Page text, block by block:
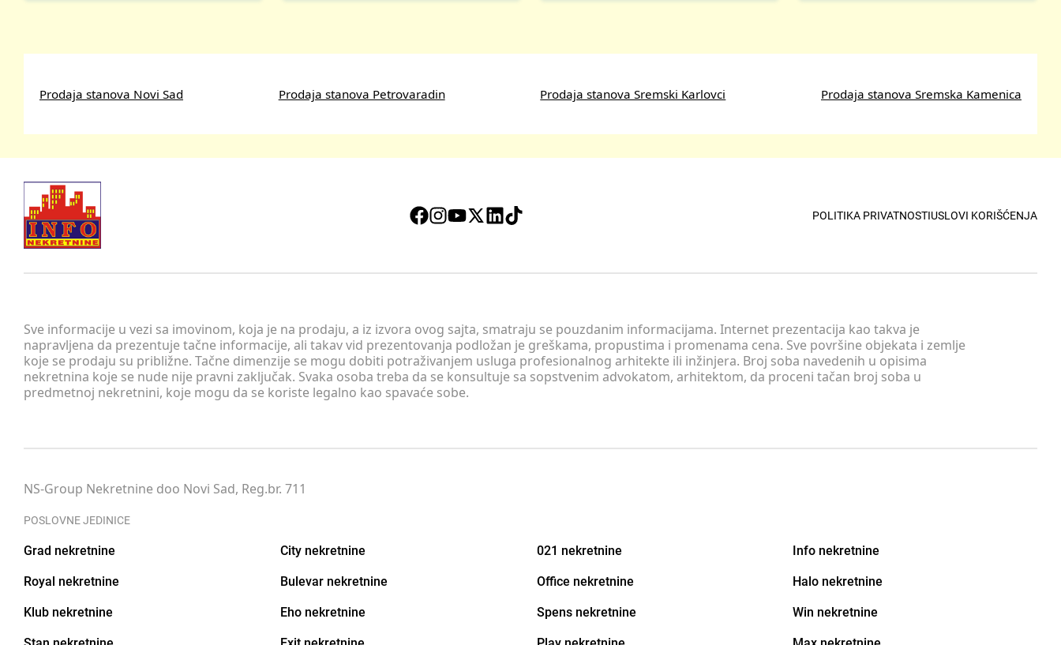
Prodaja stanova Novi Sad Prodaja stanova Petrovaradin Prodaja stanova Sremski Karlovci Prodaja stanova Sremska Kamenica
POLITIKA PRIVATNOSTIUSLOVI KORIŠĆENJA
Sve informacije u vezi sa imovinom, koja je na prodaju, a iz izvora ovog sajta, smatraju se pouzdanim informacijama. Internet prezentacija kao takva je
napravljena da prezentuje tačne informacije, ali takav vid prezentovanja podložan je greškama, propustima i promenama cena. Sve površine objekata i zemlje
koje se prodaju su približne. Tačne dimenzije se mogu dobiti potraživanjem usluga profesionalnog arhitekte ili inžinjera. Broj soba navedenih u opisima
nekretnina koje se nude nije pravni zaključak. Svaka osoba treba da se konsultuje sa sopstvenim advokatom, arhitektom, da proceni tačan broj soba u
predmetnoj nekretnini, koje mogu da se koriste legalno kao spavaće sobe.
NS-Group Nekretnine doo Novi Sad, Reg.br. 711
POSLOVNE JEDINICE
Grad nekretnine City nekretnine 021 nekretnine Info nekretnine
Royal nekretnine Bulevar nekretnine Office nekretnine Halo nekretnine
Klub nekretnine Eho nekretnine Spens nekretnine Win nekretnine